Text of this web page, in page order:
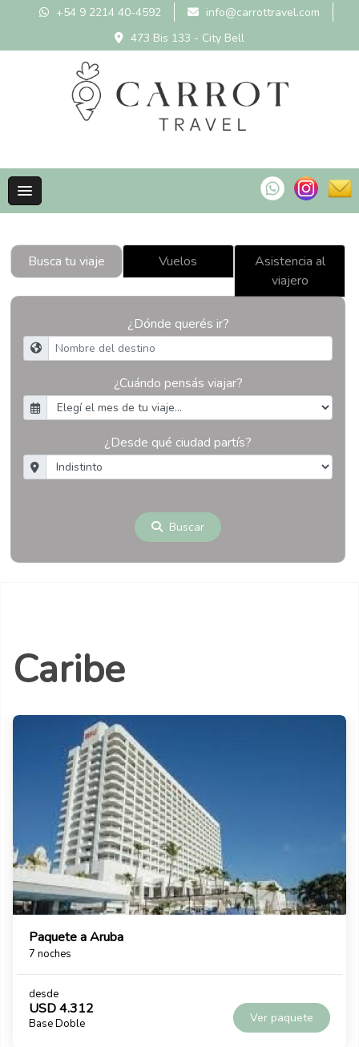
+54 9 2214 40-4592
info@carrottravel.com
473 Bis 133 - City Bell
Busca tu viaje Vuelos
Asistencia al
viajero
¿Dónde querés ir?
¿Cuándo pensás viajar?
¿Desde qué ciudad partís?
Buscar
Caribe
Paquete a Punta Cana
7 noches
desde
USD 2.400
Base Doble Ver paquete